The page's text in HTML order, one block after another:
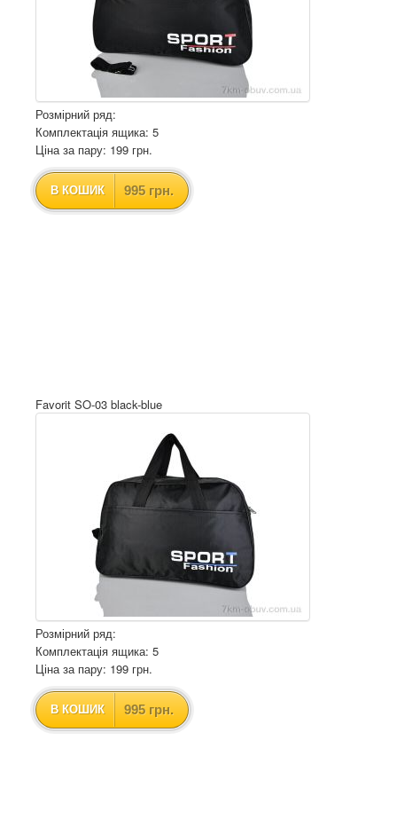
Розмірний ряд:
Комплектація ящика: 5
Ціна за пару: 199 грн.
В КОШИК 995 грн.
Favorit SO-03 black-blue
Розмірний ряд:
Комплектація ящика: 5
Ціна за пару: 199 грн.
В КОШИК 995 грн.